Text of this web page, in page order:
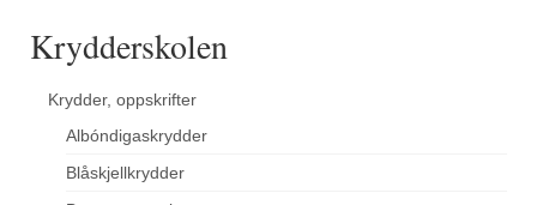
Krydderskolen
Krydder, oppskrifter
Albóndigaskrydder
Blåskjellkrydder